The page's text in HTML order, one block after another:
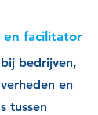
en facilitator
bedrijven,
en
tussen